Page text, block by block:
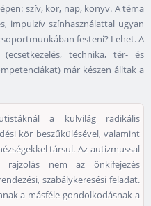
szív, kör, nap, könyv. A téma
impulzív színhasználattal ugyan
festeni? Lehet. A
technika, tér- és
már készen álltak a
a külvilág radikális
kör beszűkülésével, valamint
társul. Az autizmussal
nem az önkifejezés
szabálykeresési feladat.
a másféle gondolkodásnak a